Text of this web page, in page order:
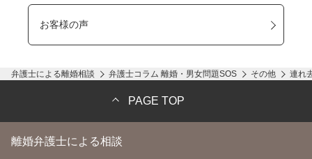
お客様の声
弁護士による離婚相談 弁護士コラム 離婚・男女問題SOS その他 連れ
PAGE TOP
離婚弁護士による相談